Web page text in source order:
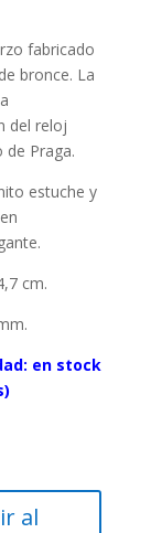
fabricado
bronce. La
del reloj
Praga.
estuche y
cm.
en stock
al